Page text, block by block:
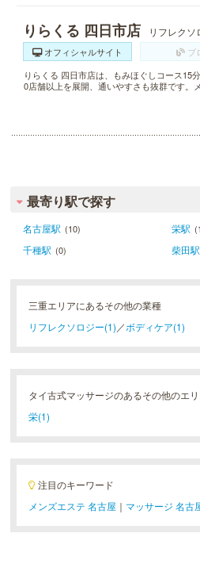
りらくる 四日市店 リフレク
オフィシャルサイト
ブ
りらくる 四日市店は、もみほぐしコース15
0店舗以上を展開、通いやすさも抜群です。
最寄り駅で探す
名古屋駅 (10) 栄駅
千種駅 (0) 柴田駅
三重エリアにあるその他の業種
リフレクソロジー(1) ／ボディケア(1)
タイ古式マッサージのあるその他のエ
栄(1)
注目のキーワード
メンズエステ 名古屋 ｜ マッサージ 名古